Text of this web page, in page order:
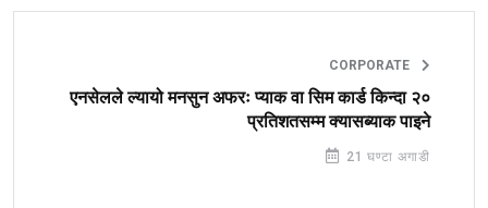
CORPORATE
एनसेलले ल्यायो मनसुन अफरः प्याक वा सिम कार्ड किन्दा २०
प्रतिशतसम्म क्यासब्याक पाइने
21 घण्टा अगाडी